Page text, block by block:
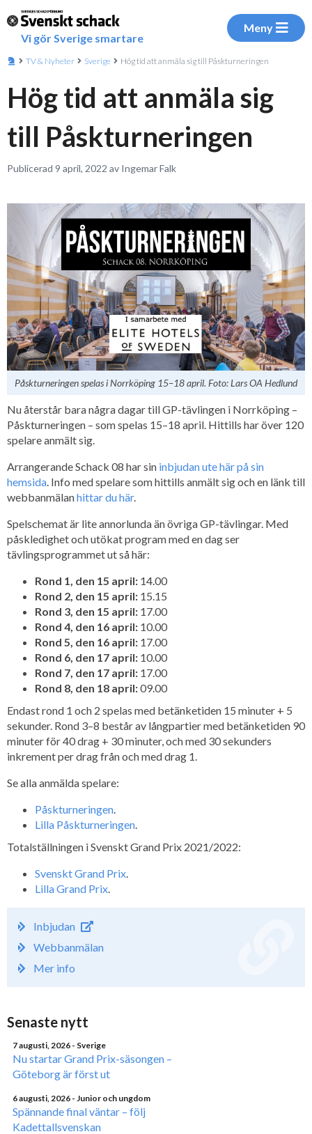
Vi gör Sverige smartare
Meny
TV & Nyheter Sverige Hög tid att anmäla sig till Påskturneringen
Hög tid att anmäla sig
till Påskturneringen
Publicerad 9 april, 2022 av Ingemar Falk
Påskturneringen spelas i Norrköping 15–18 april. Foto: Lars OA Hedlund
Nu återstår bara några dagar till GP-tävlingen i Norrköping –
Påskturneringen – som spelas 15–18 april. Hittills har över 120
spelare anmält sig.
Arrangerande Schack 08 har sin inbjudan ute här på sin
hemsida. Info med spelare som hittills anmält sig och en länk till
webbanmälanhittar du här.
Spelschemat är lite annorlunda än övriga GP-tävlingar. Med
påskledighet och utökat program med en dag ser
tävlingsprogrammet ut så här:
Rond 1, den 15 april: 14.00
Rond 2, den 15 april: 15.15
Rond 3, den 15 april: 17.00
Rond 4, den 16 april: 10.00
Rond 5, den 16 april: 17.00
Rond 6, den 17 april: 10.00
Rond 7, den 17 april: 17.00
Rond 8, den 18 april:09.00
Endast rond 1 och 2 spelas med betänketiden 15 minuter + 5
sekunder. Rond 3–8 består av långpartier med betänketiden 90
minuter för 40 drag + 30 minuter, och med 30 sekunders
inkrement per drag från och med drag 1.
Se alla anmälda spelare:
Påskturneringen.
Lilla Påskturneringen.
Totalställningen i Svenskt Grand Prix 2021/2022:
Svenskt Grand Prix.
Lilla Grand Prix.
Inbjudan
Webbanmälan
Mer info
Senaste nytt
7 augusti, 2026 - Sverige
Nu startar Grand Prix-säsongen –
Göteborg är först ut
6 augusti, 2026 - Junior och ungdom
Spännande final väntar – följ
Kadettallsvenskan